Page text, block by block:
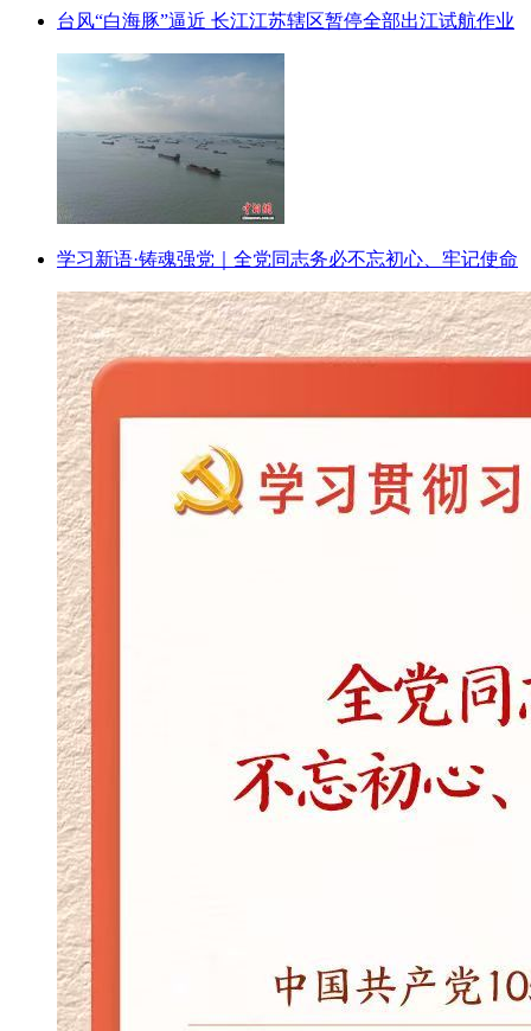
台风“白海豚”逼近 长江江苏辖区暂停全部出江试航作业
学习新语·铸魂强党｜全党同志务必不忘初心、牢记使命